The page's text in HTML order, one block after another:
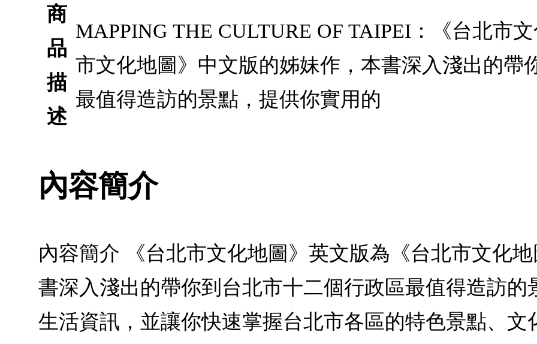
商
品
描
述
MAPPING THE CULTURE OF TAIPEI：《台北市
市文化地圖》中文版的姊妹作，本書深入淺出的帶
最值得造訪的景點，提供你實用的
內容簡介
內容簡介 《台北市文化地圖》英文版為《台北市文化
書深入淺出的帶你到台北市十二個行政區最值得造訪的
生活資訊，並讓你快速掌握台北市各區的特色景點、文